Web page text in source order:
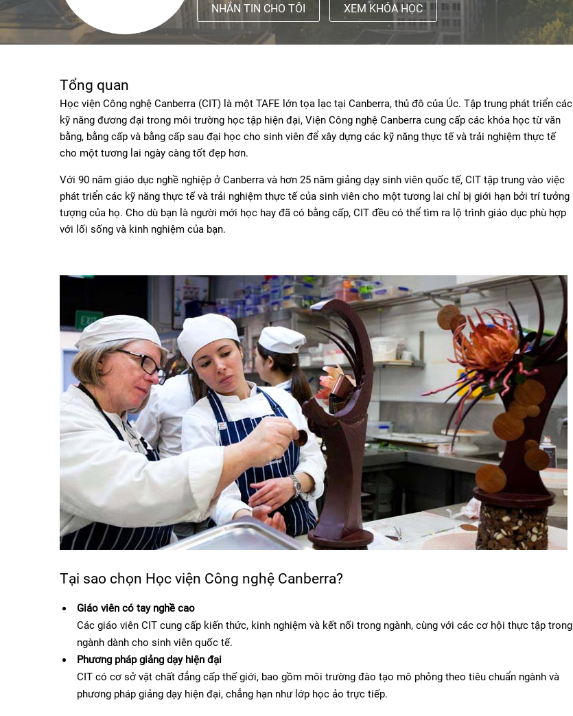
NHẮN TIN CHO TÔI XEM KHÓA HỌC
Tổng quan
Học viện Công nghệ Canberra (CIT) là một TAFE lớn tọa lạc tại Canberra, thủ đô của Úc. Tập trung phát triển các
kỹ năng đương đại trong môi trường học tập hiện đại, Viện Công nghệ Canberra cung cấp các khóa học từ văn
bằng, bằng cấp và bằng cấp sau đại học cho sinh viên để xây dựng các kỹ năng thực tế và trải nghiệm thực tế
cho một tương lai ngày càng tốt đẹp hơn.
Với 90 năm giáo dục nghề nghiệp ở Canberra và hơn 25 năm giảng dạy sinh viên quốc tế, CIT tập trung vào việc
phát triển các kỹ năng thực tế và trải nghiệm thực tế của sinh viên cho một tương lai chỉ bị giới hạn bởi trí tưởng
tượng của họ. Cho dù bạn là người mới học hay đã có bằng cấp, CIT đều có thể tìm ra lộ trình giáo dục phù hợp
với lối sống và kinh nghiệm của bạn.
Tại sao chọn Học viện Công nghệ Canberra?
Giáo viên có tay nghề cao
Các giáo viên CIT cung cấp kiến thức, kinh nghiệm và kết nối trong ngành, cùng với các cơ hội thực tập trong
ngành dành cho sinh viên quốc tế.
Phương pháp giảng dạy hiện đại
CIT có cơ sở vật chất đẳng cấp thế giới, bao gồm môi trường đào tạo mô phỏng theo tiêu chuẩn ngành và
phương pháp giảng dạy hiện đại, chẳng hạn như lớp học ảo trực tiếp.